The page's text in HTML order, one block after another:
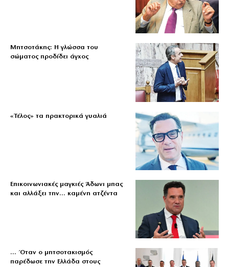
Μητσοτάκης: Η γλώσσα του
σώματος προδίδει άγχος
«Τέλος» τα πρακτορικά γυαλιά
Επικοινωνιακές μαγκιές Άδωνι μπας
και αλλάξει την… καμένη ατζέντα
… Όταν ο μητσοτακισμός
παρέδωσε την Ελλάδα στους